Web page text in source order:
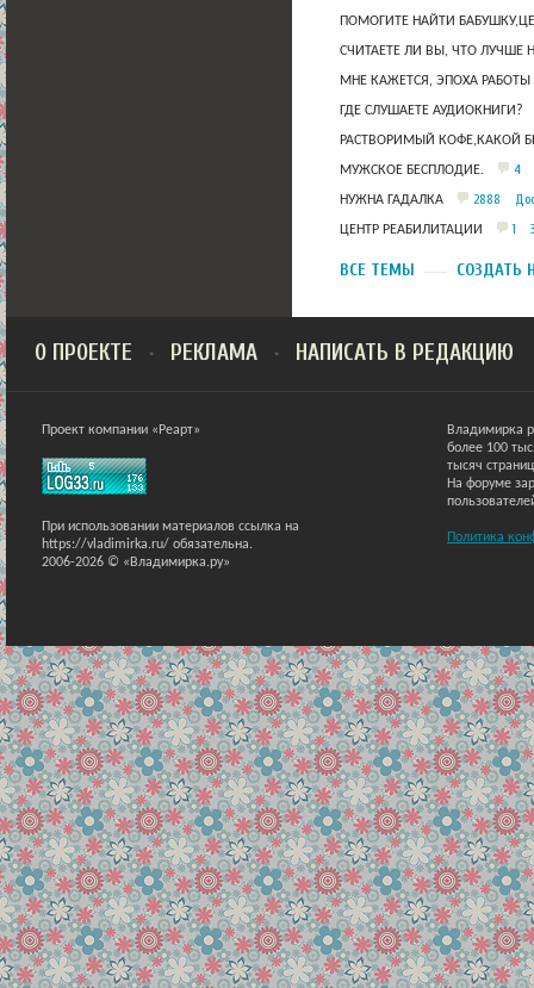
ПОМОГИТЕ НАЙТИ
СЧИТАЕТЕ ЛИ ВЫ, ЧТО ЛУЧШЕ
МНЕ КАЖЕТСЯ, ЭПОХА
ГДЕ СЛУШАЕТЕ АУДИОКНИГИ?
РАСТВОРИМЫЙ КОФЕ,КАКОЙ
МУЖСКОЕ БЕСПЛОДИЕ. 4
НУЖНА ГАДАЛКА 2888
ЦЕНТР РЕАБИЛИТАЦИИ 1
ВСЕ ТЕМЫ СОЗДАТЬ
О ПРОЕКТЕ РЕКЛАМА НАПИСАТЬ В РЕДАКЦИЮ
Проект компании «Реарт»
При использовании материалов ссылка на
https://vladimirka.ru/ обязательна.
2006-2026 © «Владимирка.ру»
Владимирка
более 100
тысяч
На форуме
Политика